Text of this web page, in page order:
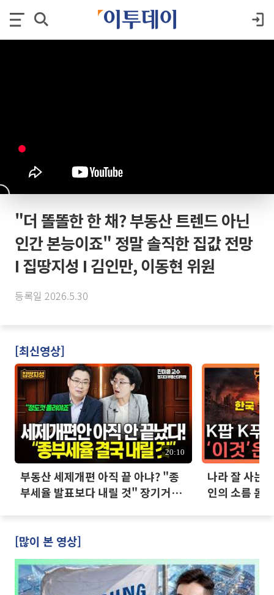
"더 똘똘한 한 채? 부동산 트렌드 아닌
인간 본능이죠" 정말 솔직한 집값 전망
I 집땅지성 I 김인만, 이동현 위원
등록일 2026.5.30
[최신영상]
20:10
부동산 세제개편 아직 끝 아냐? "종
부세율 발표보다 내릴 것" 장기거주
나라 잘 사는
인의 소름 돋
[많이 본 영상]